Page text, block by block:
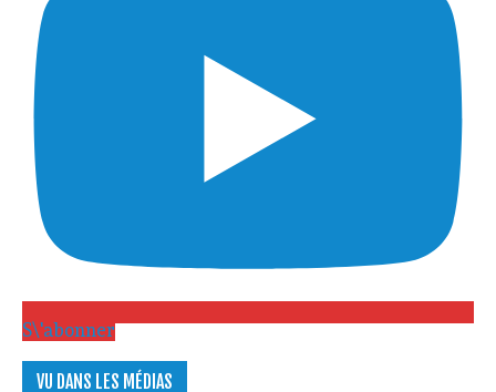
S\'abonner
VU DANS LES MÉDIAS